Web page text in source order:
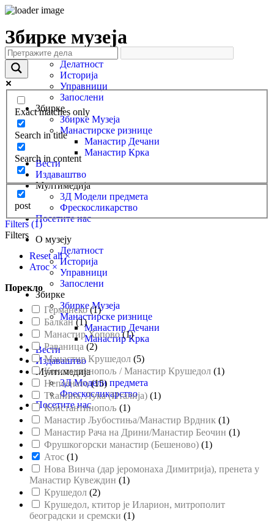
О музеју
Делатност
Историја
Управници
Запослени
Збирке
Збирке Музеја
Манастирске ризнице
Манастир Дечани
Манастир Крка
Вести
Издаваштво
Мултимедија
3Д Модели предмета
Фрескосликарство
Посетите нас
О музеју
Делатност
Историја
Управници
Запослени
Збирке
Збирке Музеја
Манастирске ризнице
Манастир Дечани
Манастир Крка
Вести
Издаваштво
Мултимедија
3Д Модели предмета
Фрескосликарство
Посетите нас
Збирке музеја
Exact matches only
Search in title
Search in content
post
Filters (1)
Filters
Reset all ×
Атос ×
Порекло
Германско (1)
Балкан (1)
Манастир Хопово (1)
Раваница (2)
Манастир Крушедол (5)
Константинопољ / Манастир Крушедол (1)
Непознато (15)
Тканина, Лука (Италија) (1)
Константинопољ (1)
Манастир Љубостиња/Манастир Врдник (1)
Манастир Рача на Дрини/Манастир Беочин (1)
Фрушкогорски манастир (Бешеново) (1)
Атос (1)
Нова Винча (дар јеромонаха Димитрија), пренета у
Манастир Кувеждин (1)
Крушедол (2)
Крушедол, ктитор је Иларион, митрополит
београдски и сремски (1)